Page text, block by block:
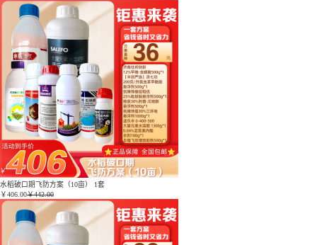
水稻破口期飞防方案（10亩） 1套
￥406.00￥442.00